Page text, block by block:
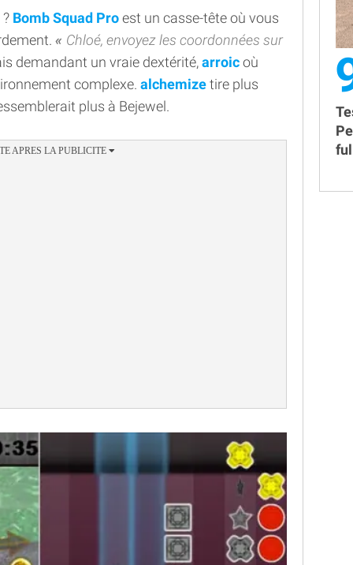
Bomb Squad Proest un casse-tête où vous
Chloé, envoyez les coordonnées sur
demandant un vraie dextérité,arroicoù
complexe. alchemizetire plus
plus à Bejewel.